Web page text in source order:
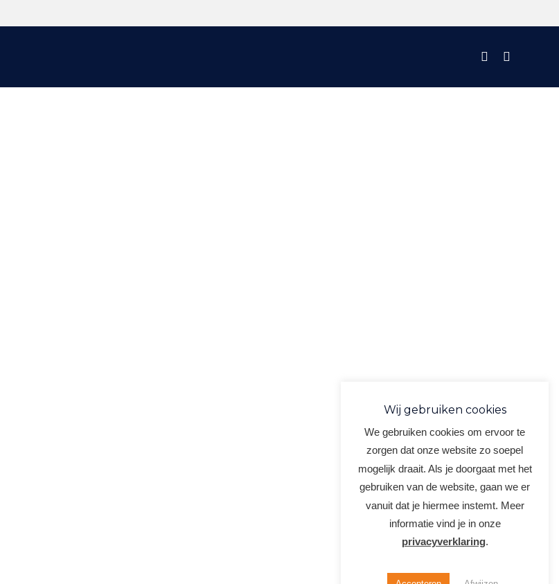
Wij gebruiken cookies
We gebruiken cookies om ervoor te
zorgen dat onze website zo soepel
mogelijk draait. Als je doorgaat met het
gebruiken van de website, gaan we er
vanuit dat je hiermee instemt. Meer
informatie vind je in onze
privacyverklaring.